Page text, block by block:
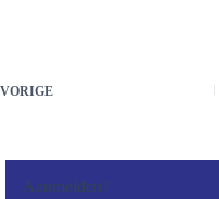
VORIGE
Aanmelden?